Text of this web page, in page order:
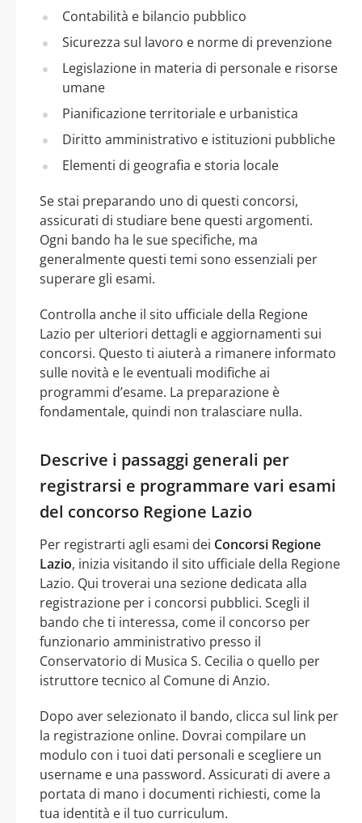
Contabilità e bilancio pubblico
Sicurezza sul lavoro e norme di prevenzione
Legislazione in materia di personale e risorse
umane
Pianificazione territoriale e urbanistica
Diritto amministrativo e istituzioni pubbliche
Elementi di geografia e storia locale
Se stai preparando uno di questi concorsi,
assicurati di studiare bene questi argomenti.
Ogni bando ha le sue specifiche, ma
generalmente questi temi sono essenziali per
superare gli esami.
Controlla anche il sito ufficiale della Regione
Lazio per ulteriori dettagli e aggiornamenti sui
concorsi. Questo ti aiuterà a rimanere informato
sulle novità e le eventuali modifiche ai
programmi d’esame. La preparazione è
fondamentale, quindi non tralasciare nulla.
Descrive i passaggi generali per
registrarsi e programmare vari esami
del concorso Regione Lazio
Per registrarti agli esami dei Concorsi Regione
Lazio, inizia visitando il sito ufficiale della Regione
Lazio. Qui troverai una sezione dedicata alla
registrazione per i concorsi pubblici. Scegli il
bando che ti interessa, come il concorso per
funzionario amministrativo presso il
Conservatorio di Musica S. Cecilia o quello per
istruttore tecnico al Comune di Anzio.
Dopo aver selezionato il bando, clicca sul link per
la registrazione online. Dovrai compilare un
modulo con i tuoi dati personali e scegliere un
username e una password. Assicurati di avere a
portata di mano i documenti richiesti, come la
tua identità e il tuo curriculum.